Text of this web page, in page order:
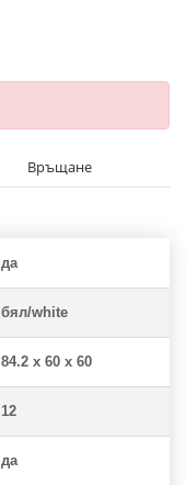
Връщане
да
бял/white
84.2 x 60 x 60
12
да